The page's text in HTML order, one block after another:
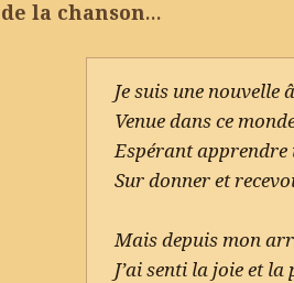
la chanson…
Je suis une nouvelle
Venue dans ce
Espérant apprendre
Sur donner et
Mais depuis mon
J’ai senti la joie et la